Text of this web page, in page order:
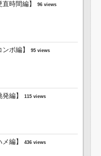
時間編】 96 views
ボ編】 95 views
編】 115 views
編】 436 views